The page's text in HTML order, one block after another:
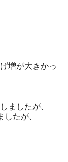
増が大きかっ
ましたが、
たが、